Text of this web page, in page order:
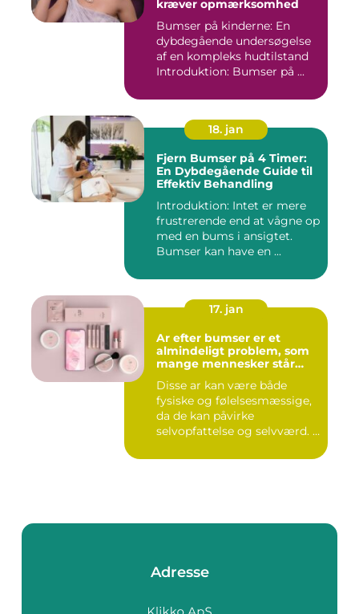
kræver opmærksomhed
Bumser på kinderne: En
dybdegående undersøgelse
af en kompleks hudtilstand
Introduktion: Bumser på ...
18. jan
Fjern Bumser på 4 Timer:
En Dybdegående Guide til
Effektiv Behandling
Introduktion: Intet er mere
frustrerende end at vågne op
med en bums i ansigtet.
Bumser kan have en ...
17. jan
Ar efter bumser er et
almindeligt problem, som
mange mennesker står
Disse ar kan være både
fysiske og følelsesmæssige,
da de kan påvirke
selvopfattelse og selvværd. I
Adresse